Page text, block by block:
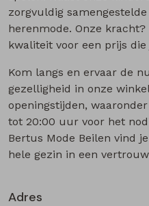
Blouses lange mouw
Sweatshirts
Pullover
Vesten
Bermuda's
Lange broek
Jackjes
Jassen
Bermudas
Lange broeken
Lange broeken
Lange broeken
Leggings
Rokken
Sweatshirts
zorgvuldig
herenmode. Onze
kwaliteit voor een prijs
Kom langs en ervaar de
gezelligheid in onze
openingstijden,
tot 20:00 uur voor het
Bertus Mode Beilen vind
hele gezin in een
Adres